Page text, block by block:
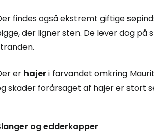
findes også ekstremt giftige
der ligner sten. De lever dog
er hajeri farvandet omkring
skader forårsaget af hajer er stort
og edderkopper